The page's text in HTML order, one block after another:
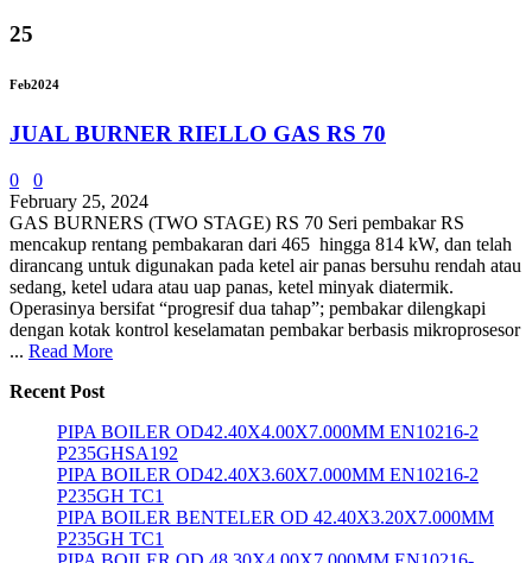
25
Feb2024
JUAL BURNER RIELLO GAS RS 70
0
0
February 25, 2024
GAS BURNERS (TWO STAGE) RS 70 Seri pembakar RS
mencakup rentang pembakaran dari 465 hingga 814 kW, dan telah
dirancang untuk digunakan pada ketel air panas bersuhu rendah atau
sedang, ketel udara atau uap panas, ketel minyak diatermik.
Operasinya bersifat “progresif dua tahap”; pembakar dilengkapi
dengan kotak kontrol keselamatan pembakar berbasis mikroprosesor
... Read More
Recent Post
PIPA BOILER OD42.40X4.00X7.000MM EN10216-2
P235GHSA192
PIPA BOILER OD42.40X3.60X7.000MM EN10216-2
P235GH TC1
PIPA BOILER BENTELER OD 42.40X3.20X7.000MM
P235GH TC1